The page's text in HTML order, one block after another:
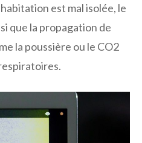
est mal isolée, le
que la propagation de
la poussière ou le CO2